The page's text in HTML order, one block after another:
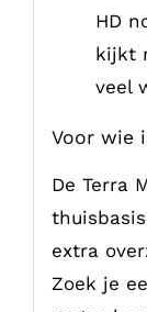
HD
kijkt
veel
Voor wie
De Terra
extra
Zoek je